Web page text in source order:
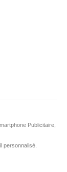
Publicitaire
personnalisé